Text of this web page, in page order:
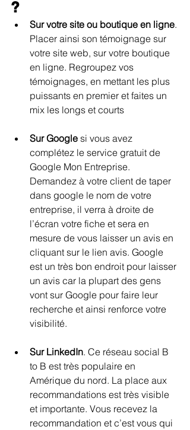
?
Sur votre site ou boutique en ligne.
Placer ainsi son témoignage sur
votre site web, sur votre boutique
en ligne. Regroupez vos
témoignages, en mettant les plus
puissants en premier et faites un
mix les longs et courts
Sur Google si vous avez
complétez le service gratuit de
Google Mon Entreprise.
Demandez à votre client de taper
dans google le nom de votre
entreprise, il verra à droite de
l’écran votre fiche et sera en
mesure de vous laisser un avis en
cliquant sur le lien avis. Google
est un très bon endroit pour laisser
un avis car la plupart des gens
vont sur Google pour faire leur
recherche et ainsi renforce votre
visibilité.
Sur LinkedIn. Ce réseau social B
to B est très populaire en
Amérique du nord. La place aux
recommandations est très visible
et importante. Vous recevez la
recommandation et c’est vous qui